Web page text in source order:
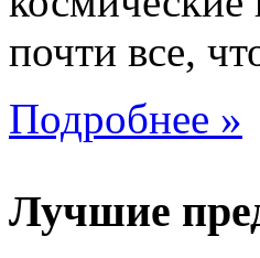
почти все,
Подробнее »
Лучшие